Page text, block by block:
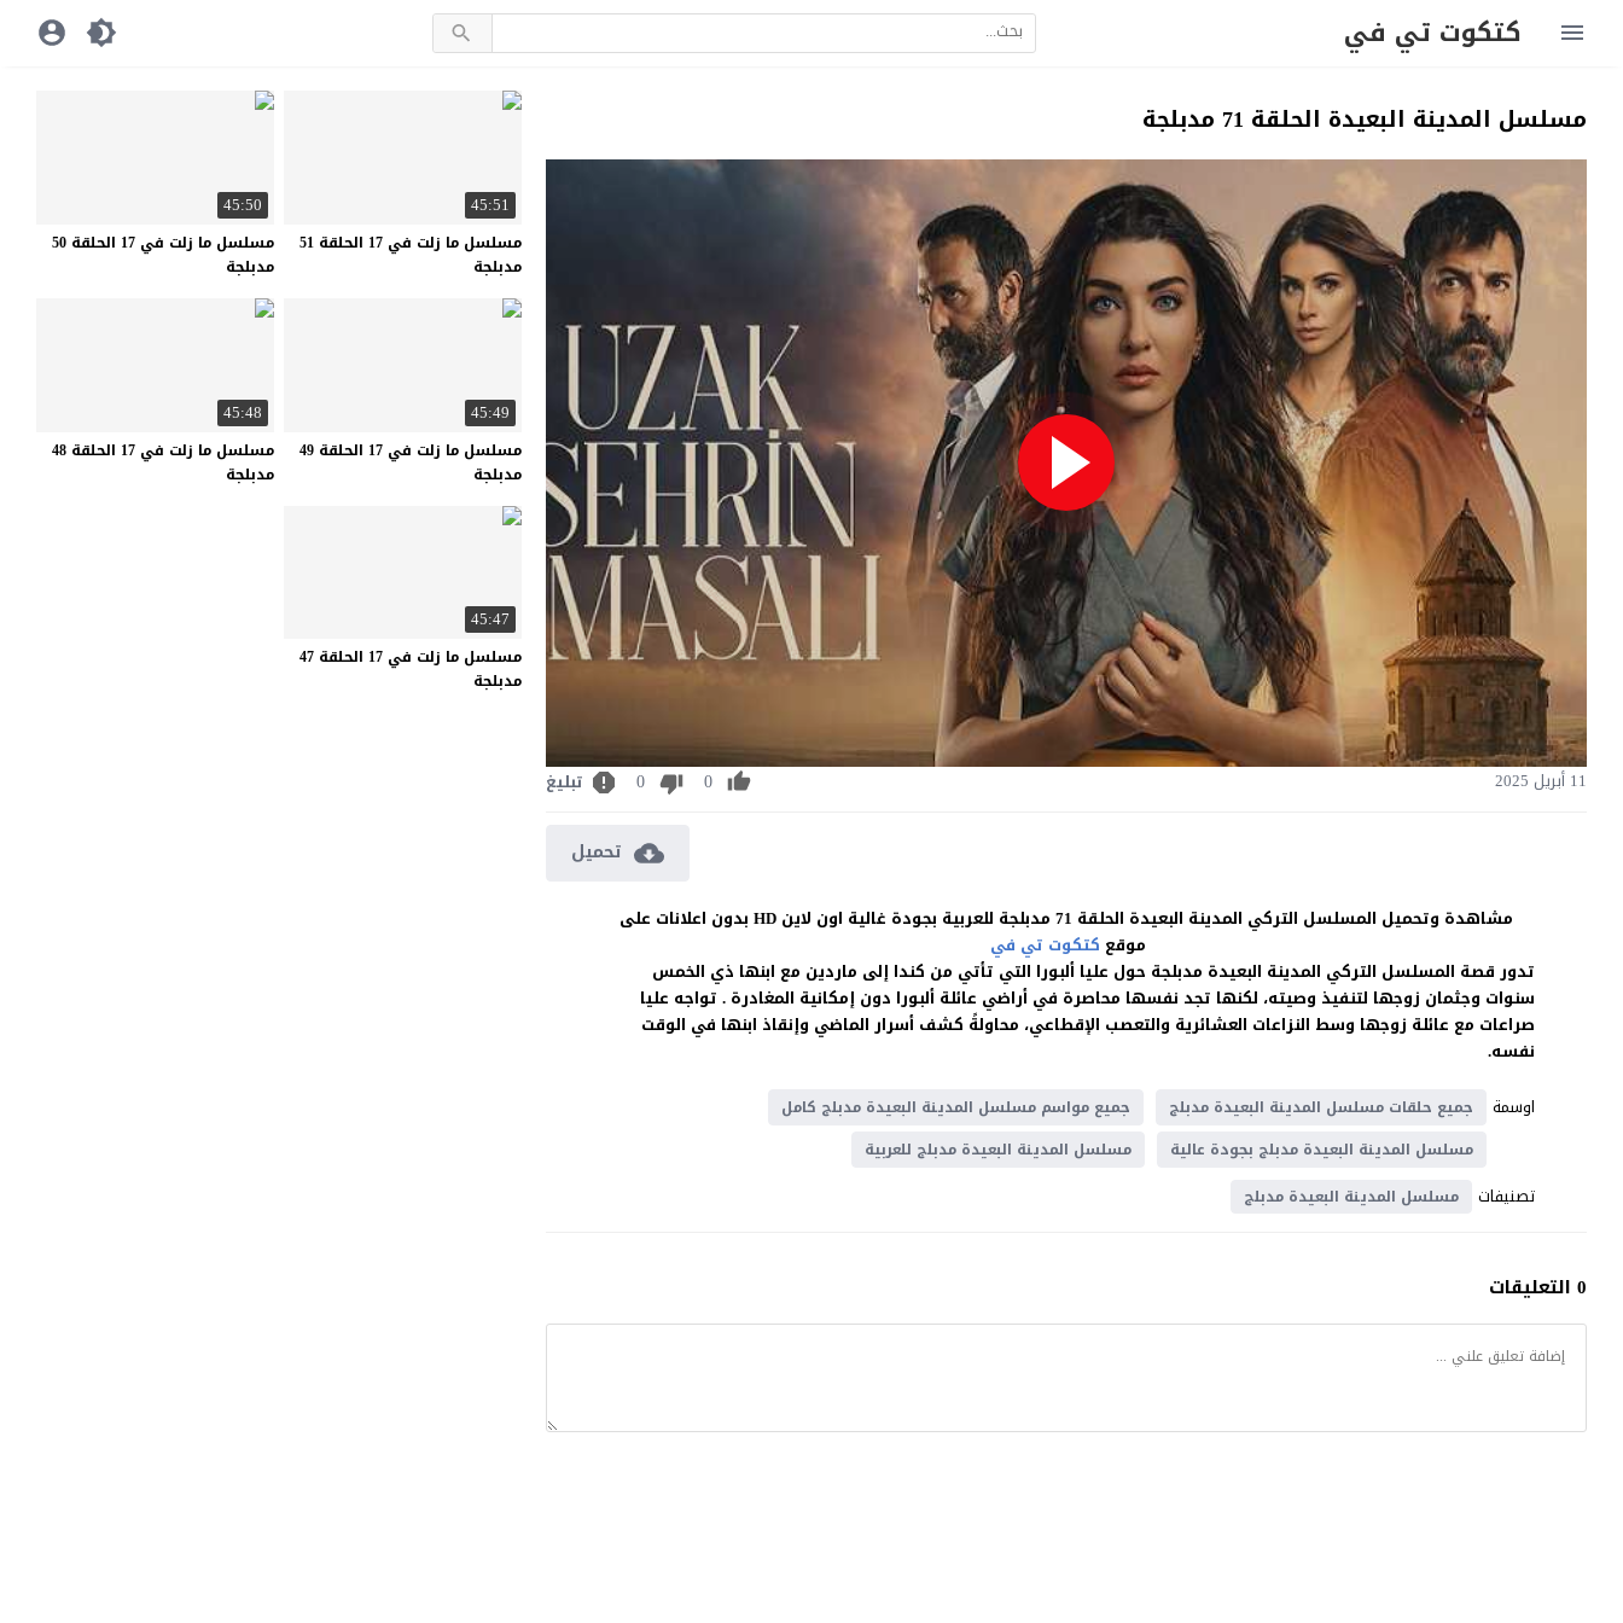
كتكوت تي في
مسلسل المدينة البعيدة الحلقة 71 مدبلجة
11 أبريل 2025 0
0 تبليغ
تحميل
مشاهدة وتحميل المسلسل التركي المدينة البعيدة الحلقة 71 مدبلجة للعربية بجودة غالية اون لاين HD بدون اعلانات على
موقع كتكوت تي في
تدور قصة المسلسل التركي المدينة البعيدة مدبلجة حول عليا ألبورا التي تأتي من كندا إلى ماردين مع ابنها ذي الخمس
سنوات وجثمان زوجها لتنفيذ وصيته، لكنها تجد نفسها محاصرة في أراضي عائلة ألبورا دون إمكانية المغادرة . تواجه عليا
صراعات مع عائلة زوجها وسط النزاعات العشائرية والتعصب الإقطاعي، محاولةً كشف أسرار الماضي وإنقاذ ابنها في الوقت
نفسه.
اوسمة
جميع حلقات مسلسل المدينة البعيدة مدبلج
جميع مواسم مسلسل المدينة البعيدة مدبلج كامل
مسلسل المدينة البعيدة مدبلج بجودة عالية
مسلسل المدينة البعيدة مدبلج للعربية
تصنيفات مسلسل المدينة البعيدة مدبلج
0 التعليقات
45:51
مسلسل ما زلت في 17 الحلقة 51
مدبلجة
45:50
مسلسل ما زلت في 17 الحلقة 50
مدبلجة
45:49
مسلسل ما زلت في 17 الحلقة 49
مدبلجة
45:48
مسلسل ما زلت في 17 الحلقة 48
مدبلجة
45:47
مسلسل ما زلت في 17 الحلقة 47
مدبلجة